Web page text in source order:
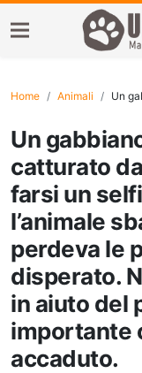
Home Animali Un gabbiano dagli occhiali,
Un
catturato
farsi un
l’animale
perdeva le
disperato.
in aiuto del
importante
accaduto.